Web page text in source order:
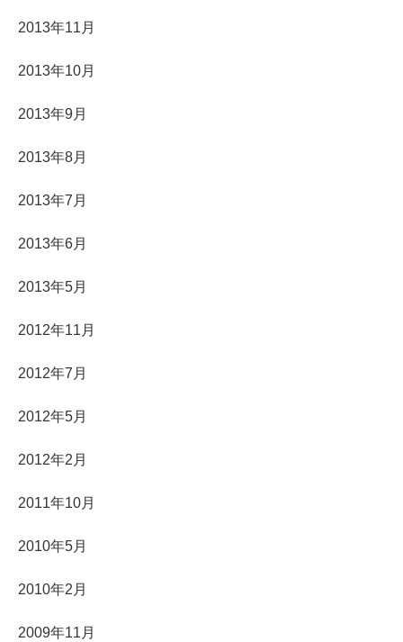
2013年11月
2013年10月
2013年9月
2013年8月
2013年7月
2013年6月
2013年5月
2012年11月
2012年7月
2012年5月
2012年2月
2011年10月
2010年5月
2010年2月
2009年11月